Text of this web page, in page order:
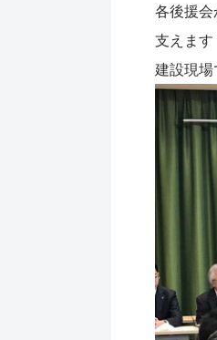
各後援
支えます
建設現場